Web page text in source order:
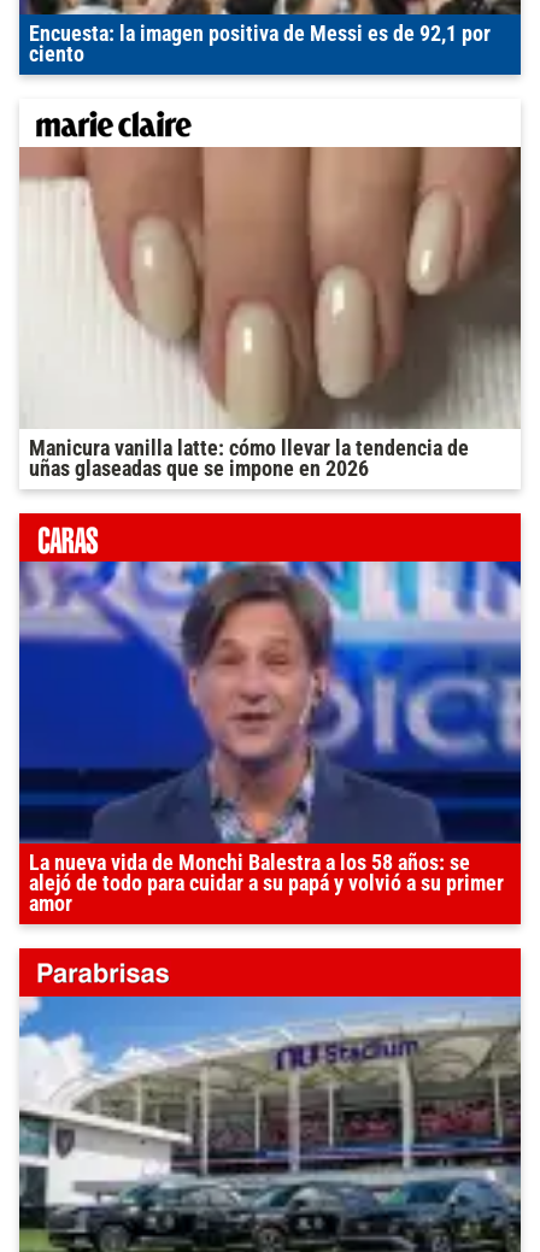
Encuesta: la imagen positiva de Messi es de 92,1 por
ciento
Manicura vanilla latte: cómo llevar la tendencia de
uñas glaseadas que se impone en 2026
La nueva vida de Monchi Balestra a los 58 años: se
alejó de todo para cuidar a su papá y volvió a su primer
amor